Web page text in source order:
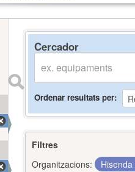
Cercador
Ordenar resultats per
Filtres
Organitzacions:
Hisenda